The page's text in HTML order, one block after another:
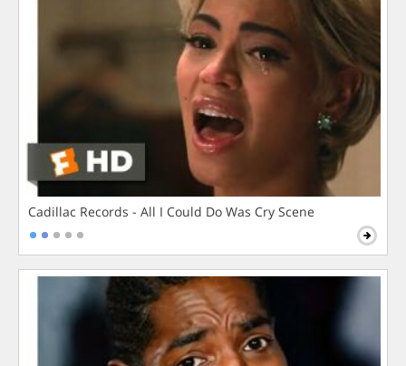
Cadillac Records - All I Could Do Was Cry Scene